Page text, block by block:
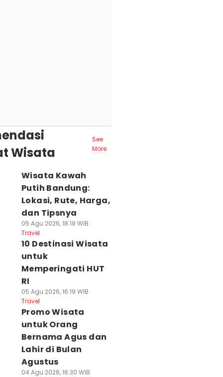
Wisata
See
More
Wisata Kawah
Putih Bandung:
Lokasi, Rute, Harga,
dan Tipsnya
05 Agu 2026, 18:19 WIB
Travel
10 Destinasi Wisata
untuk
Memperingati HUT
RI
05 Agu 2026, 16:19 WIB
Travel
Promo Wisata
untuk Orang
Bernama Agus dan
Lahir di Bulan
Agustus
04 Agu 2026, 16:30 WIB